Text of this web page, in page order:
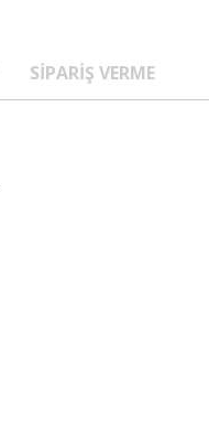
SIPARIŞ VERME